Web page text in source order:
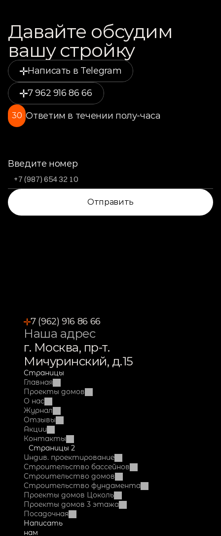
Давайте обсудим
вашу стройку
Написать в Telegram
7 962 916 86 66
30 Ответим в течении полу-часа
Введите номер
Отправить
7 (962) 916 86 66
Наша адрес
г. Москва, пр-т.
Мичуринский, д.15
Страницы
Главная
Проекты домов
О нас
Журнал
Отзывы
Акции
Контакты
Страницы 2
Индив. проектирование
Строительство бассейнов
Строительство домов
Строительство фундамента
Проекты домов Цоколь
Проекты домов 3 этажа
Посадочная
Написать
нам